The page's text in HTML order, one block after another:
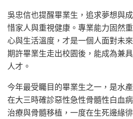
吳忠信也提醒畢業生，追求夢想與
惜家人與重視健康。專業能力固然
心與生活溫度，才是一個人面對未
期許畢業生走出校園後，能成為兼
人才。
今年最受矚目的畢業生之一，是水
在大三時確診惡性急性骨髓性白血
治療與骨髓移植，一度在生死邊緣